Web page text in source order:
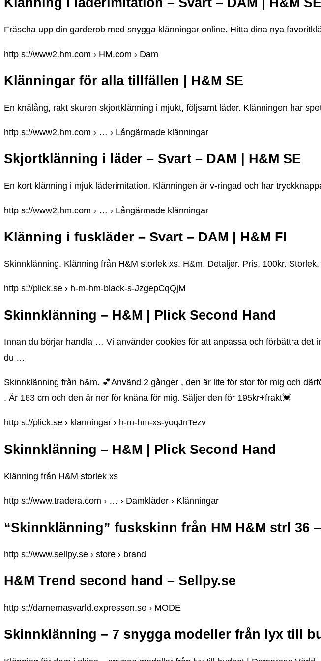
Fräscha upp din garderob med snygga klänningar online. Hitta dina nya
http s://www2.hm.com › HM.com › Dam
Klänningar för alla tillfällen | H&M SE
En knälång, rakt skuren skjortklänning i mjukt, följsamt läder. Klänningen har
http s://www2.hm.com › … › Långärmade klänningar
Skjortklänning i läder – Svart – DAM | H&M SE
En kort klänning i mjuk läderimitation. Klänningen är v-ringad och har
http s://www2.hm.com › … › Långärmade klänningar
Klänning i fuskläder – Svart – DAM | H&M FI
Skinnklänning. Klänning från H&M storlek xs. H&m. Detaljer. Pris, 100kr.
http s://plick.se › h-m-hm-black-s-JzgepCqQjM
Skinnklänning – H&M | Plick Second Hand
Innan du börjar handla … Vi använder cookies för att anpassa och förbättra det
du …
Skinnklänning från h&m. 💕Använd 2 gånger , den är lite för stor för mig och
. Är 163 cm och den är ner för knäna för mig. Säljer den för 195kr+frakt💓
http s://plick.se › klanningar › h-m-hm-xs-yoqJnTezv
Skinnklänning – H&M | Plick Second Hand
Klänning från H&M storlek xs
http s://www.tradera.com › … › Damkläder › Klänningar
“Skinnklänning” fuskskinn från HM H&M strl 36
http s://www.sellpy.se › store › brand
H&M Trend second hand – Sellpy.se
http s://damernasvarld.expressen.se › MODE
Skinnklänning – 7 snygga modeller från lyx till